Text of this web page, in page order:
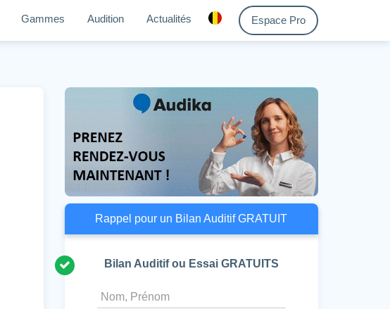
Gammes Audition Actualités Espace Pro
Rappel pour un Bilan Auditif GRATUIT
Bilan Auditif ou Essai GRATUITS